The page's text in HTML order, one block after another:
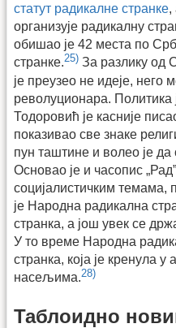
статут радикалне странке,
организује радикалну
обишао је 42 места по
странке.25) За разлику од
је преузео не идеје, него
револуционара. Политика
Тодоровић је касније
показивао све знаке
пун таштине и волео је да
Основао је и часопис
социјалистичким темама,
је Народна радикална
странка, а још увек се
У то време Народна
странка, која је кренула у
насељима.28)
Таблоидно